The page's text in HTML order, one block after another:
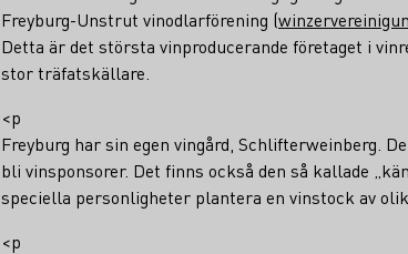
Freyburg-Unstrut vinodlarförening (
Detta är det största vinproducerande företaget i
stor träfatskällare.
<p
Freyburg har sin egen vingård, Schlifterweinberg.
bli vinsponsorer. Det finns också den så kallade
speciella personligheter plantera en vinstock av
<p